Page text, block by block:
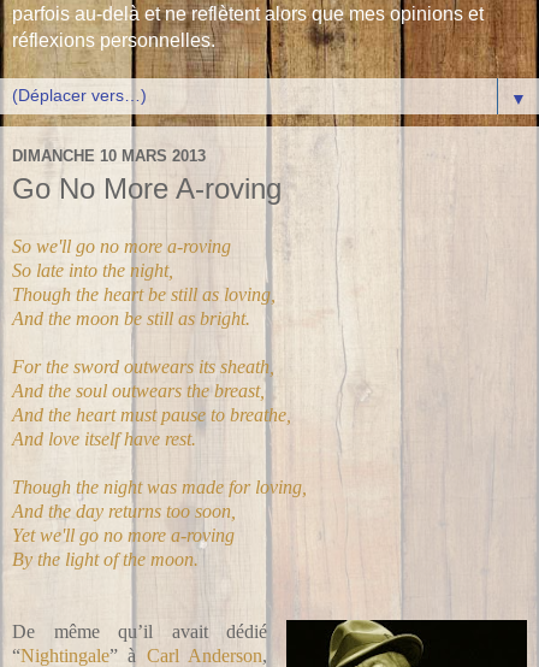
parfois au-delà et ne reflètent alors que mes opinions et
réflexions personnelles.
▼
DIMANCHE 10 MARS 2013
Go No More A-roving
So we'll go no more a-roving
So late into the night,
Though the heart be still as loving,
And the moon be still as bright.
For the sword outwears its sheath,
And the soul outwears the breast,
And the heart must pause to breathe,
And love itself have rest.
Though the night was made for loving,
And the day returns too soon,
Yet we'll go no more a-roving
By the light of the moon.
De même qu’il avait dédié
“Nightingale” à Carl Anderson,